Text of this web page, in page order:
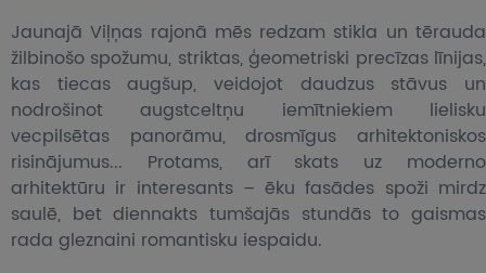
Jaunajā Viļņas rajonā mēs redzam stikla un tērauda
žilbinošo spožumu, striktas, ģeometriski precīzas līnijas,
kas tiecas augšup, veidojot daudzus stāvus un
nodrošinot augstceltņu iemītniekiem lielisku
vecpilsētas panorāmu, drosmīgus arhitektoniskos
risinājumus... Protams, arī skats uz moderno
arhitektūru ir interesants – ēku fasādes spoži mirdz
saulē, bet diennakts tumšajās stundās to gaismas
rada gleznaini romantisku iespaidu.